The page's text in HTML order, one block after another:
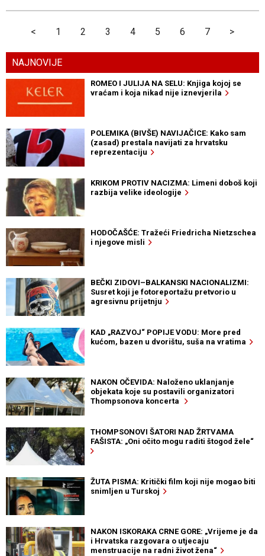
< 1 2 3 4 5 6 7 >
NAJNOVIJE
ROMEO I JULIJA NA SELU: Knjiga kojoj se
vraćam i koja nikad nije iznevjerila
POLEMIKA (BIVŠE) NAVIJAČICE: Kako sam
(zasad) prestala navijati za hrvatsku
reprezentaciju
KRIKOM PROTIV NACIZMA: Limeni doboš koji
razbija velike ideologije
HODOČAŠĆE: Tražeći Friedricha Nietzschea
i njegove misli
BEČKI ZIDOVI–BALKANSKI NACIONALIZMI:
Susret koji je fotoreportažu pretvorio u
agresivnu prijetnju
KAD „RAZVOJ“ POPIJE VODU: More pred
kućom, bazen u dvorištu, suša na vratima
NAKON OČEVIDA: Naloženo uklanjanje
objekata koje su postavili organizatori
Thompsonova koncerta
THOMPSONOVI ŠATORI NAD ŽRTVAMA
FAŠISTA: „Oni očito mogu raditi štogod žele“
ŽUTA PISMA: Kritički film koji nije mogao biti
snimljen u Turskoj
NAKON ISKORAKA CRNE GORE: „Vrijeme je da
i Hrvatska razgovara o utjecaju
menstruacije na radni život žena“